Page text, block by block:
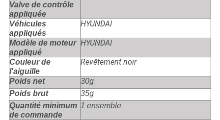
Valve de contrôle
appliquée
Véhicules
appliqués
HYUNDAI
Modèle de moteur
appliqué
HYUNDAI
Couleur de
l'aiguille
Revêtement noir
Poids net
30g
Poids brut
35g
Quantité minimum
de commande
1 ensemble